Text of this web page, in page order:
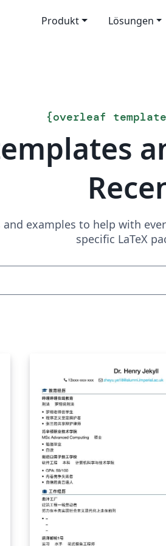
Produkt Lösungen
{overleaf
and examples to help with
specific LaTeX